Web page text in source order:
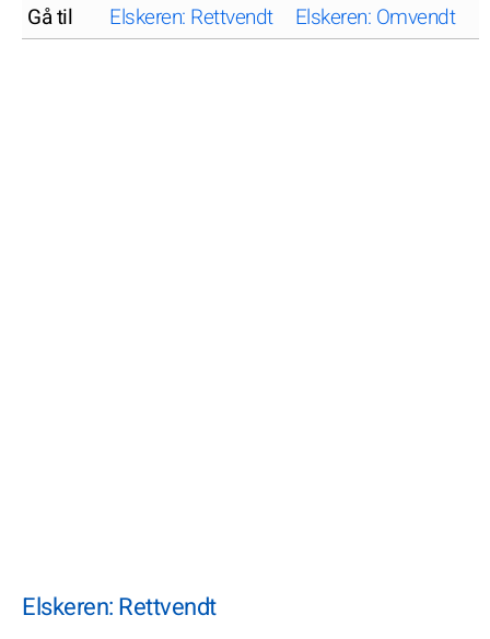
Gå til Elskeren: Rettvendt Elskeren: Omvendt
Elskeren: Rettvendt